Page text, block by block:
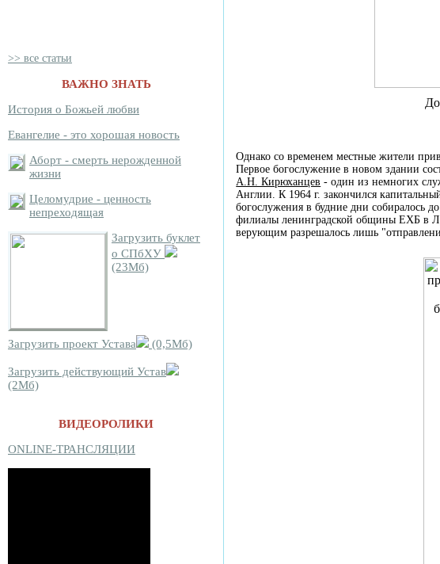
>> все статьи
ВАЖНО ЗНАТЬ
История о Божьей любви
Евангелие - это хорошая новость
Аборт - смерть нерожденной
жизни
Целомудрие - ценность
непреходящая
Загрузить буклет
о СПбХУ
(23Мб)
Загрузить проект Устава (0,5Мб)
Загрузить действующий Устав
(2Мб)
ВИДЕОРОЛИКИ
ONLINE-ТРАНСЛЯЦИИ
Однако со временем местные жители
Первое богослужение в новом здании
А.Н. Кирюханцев - один из немногих
Англии. К 1964 г. закончился
богослужения в будние дни собиралось
филиалы ленинградской общины ЕХБ в
верующим разрешалось лишь